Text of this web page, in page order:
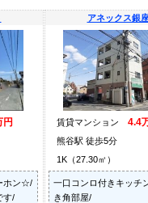
円
ホン☆/
す/
アネックス銀
賃貸マンション 4.4
熊谷駅 徒歩5分
1K（27.30㎡）
一口コンロ付きキッチ
き角部屋/